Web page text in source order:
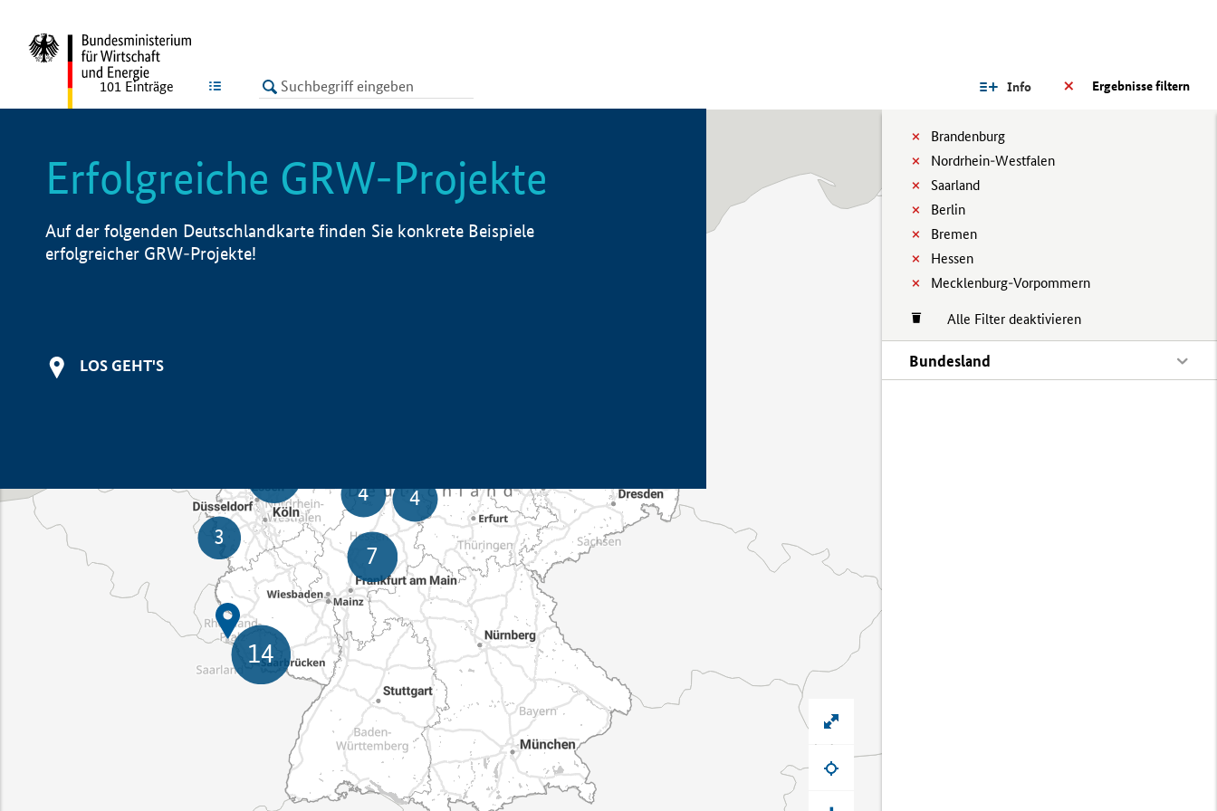
LISTE Ergebnisse filtern
Info
Brandenburg
Nordrhein-Westfalen
Saarland
Berlin
Bremen
Hessen
Mecklenburg-Vorpommern
Alle Filter deaktivieren
Bundesland
101 Einträge
Erfolgreiche GRW-Projekte
Auf der folgenden Deutschlandkarte finden Sie konkrete Beispiele
erfolgreicher GRW-Projekte!
LOS GEHT'S